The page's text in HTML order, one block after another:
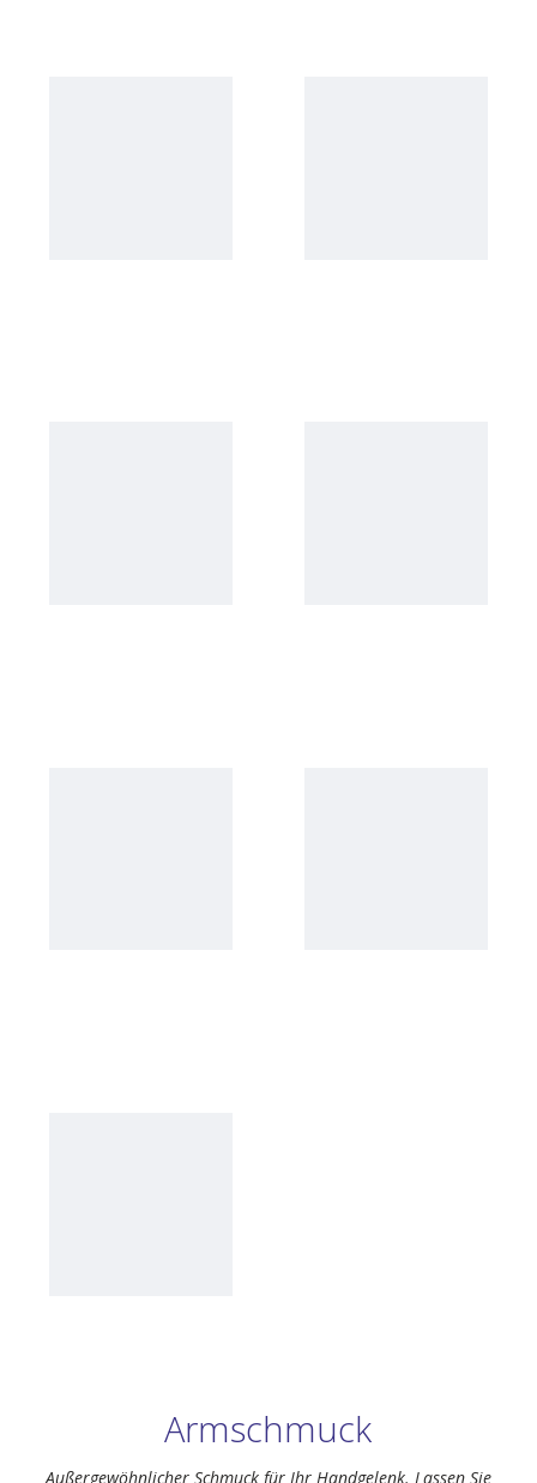
Armschmuck
Außergewöhnlicher Schmuck für Ihr Handgelenk. Lassen Sie